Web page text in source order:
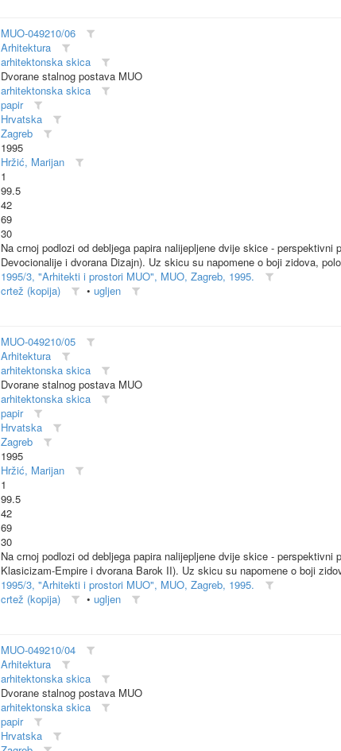
MUO-049210/06
Arhitektura
arhitektonska skica
Dvorane stalnog postava MUO
arhitektonska skica
papir
Hrvatska
Zagreb
1995
Hržić, Marijan
1
99.5
42
69
30
Na crnoj podlozi od debljega papira nalijepljene dvije skice -
Devocionalije i dvorana Dizajn). Uz skicu su napomene o boji zidova,
1995/3, "Arhitekti i prostori MUO", MUO, Zagreb, 1995.
crtež (kopija) • ugljen
MUO-049210/05
Arhitektura
arhitektonska skica
Dvorane stalnog postava MUO
arhitektonska skica
papir
Hrvatska
Zagreb
1995
Hržić, Marijan
1
99.5
42
69
30
Na crnoj podlozi od debljega papira nalijepljene dvije skice -
Klasicizam-Empire i dvorana Barok II). Uz skicu su napomene o boji
1995/3, "Arhitekti i prostori MUO", MUO, Zagreb, 1995.
crtež (kopija) • ugljen
MUO-049210/04
Arhitektura
arhitektonska skica
Dvorane stalnog postava MUO
arhitektonska skica
papir
Hrvatska